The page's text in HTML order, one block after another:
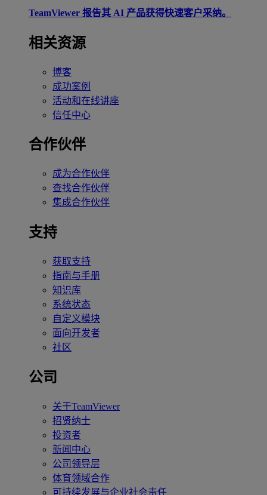
TeamViewer 报告其 AI 产品获得快速客户采纳。
相关资源
博客
成功案例
活动和在线讲座
信任中心
合作伙伴
成为合作伙伴
查找合作伙伴
集成合作伙伴
支持
获取支持
指南与手册
知识库
系统状态
自定义模块
面向开发者
社区
公司
关于TeamViewer
招贤纳士
投资者
新闻中心
公司领导层
体育领域合作
可持续发展与企业社会责任